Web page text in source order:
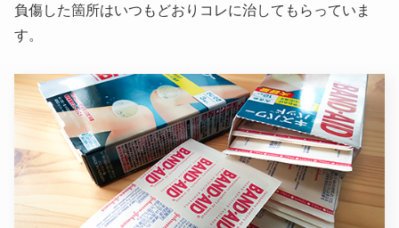
負傷した箇所はいつもどおりコレに治してもらっていま
す。